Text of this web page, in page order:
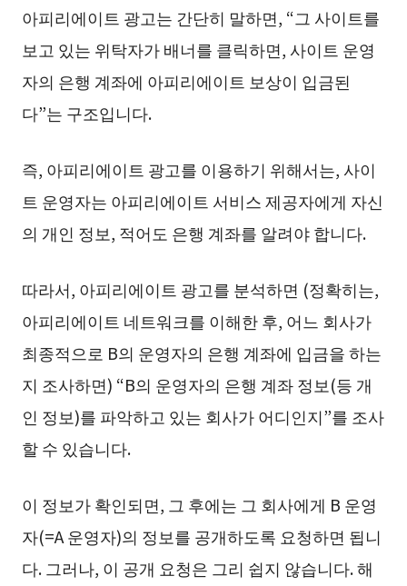
아피리에이트 광고는 간단히 말하면, “그 사이트를
보고 있는 위탁자가 배너를 클릭하면, 사이트 운영
자의 은행 계좌에 아피리에이트 보상이 입금된
다”는 구조입니다.
즉, 아피리에이트 광고를 이용하기 위해서는, 사이
트 운영자는 아피리에이트 서비스 제공자에게 자신
의 개인 정보, 적어도 은행 계좌를 알려야 합니다.
따라서, 아피리에이트 광고를 분석하면 (정확히는,
아피리에이트 네트워크를 이해한 후, 어느 회사가
최종적으로 B의 운영자의 은행 계좌에 입금을 하는
지 조사하면) “B의 운영자의 은행 계좌 정보(등 개
인 정보)를 파악하고 있는 회사가 어디인지”를 조사
할 수 있습니다.
이 정보가 확인되면, 그 후에는 그 회사에게 B 운영
자(=A 운영자)의 정보를 공개하도록 요청하면 됩니
다. 그러나, 이 공개 요청은 그리 쉽지 않습니다. 해